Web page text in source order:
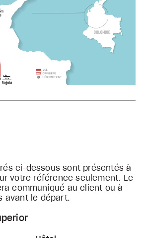
ci-dessous sont présentés à
votre référence seulement. Le
communiqué au client ou à
avant le départ.